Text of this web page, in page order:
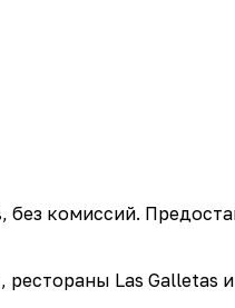
без комиссий.
Las Galletas